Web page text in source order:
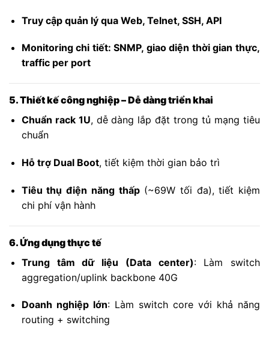
Truy cập quản lý qua Web, Telnet, SSH, API
Monitoring chi tiết: SNMP, giao diện thời gian thực,
traffic per port
5. Thiết kế công nghiệp – Dễ dàng triển khai
Chuẩn rack 1U, dễ dàng lắp đặt trong tủ mạng tiêu
chuẩn
Hỗ trợ Dual Boot, tiết kiệm thời gian bảo trì
Tiêu thụ điện năng thấp(~69W tối đa), tiết kiệm
chi phí vận hành
6. Ứng dụng thực tế
Trung tâm dữ liệu (Data center): Làm switch
aggregation/uplink backbone 40G
Doanh nghiệp lớn: Làm switch core với khả năng
routing + switching